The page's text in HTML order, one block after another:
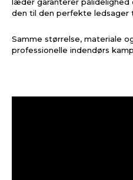
den til den perfekte
Samme størrelse, materiale
professionelle indendørs